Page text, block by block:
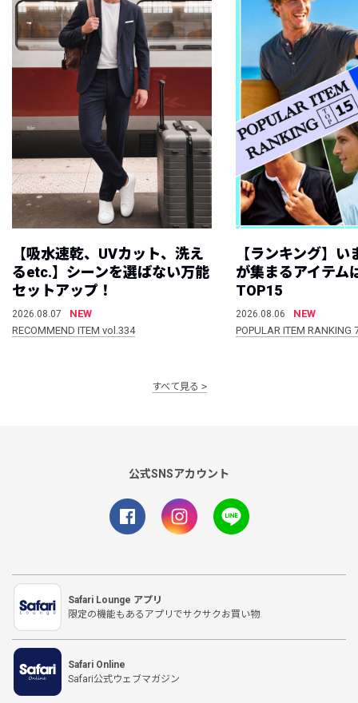
【吸水速乾、UVカット、洗え
るetc.】シーンを選ばない万能
セットアップ！
2026.08.07
NEW
RECOMMEND ITEM vol.334
【ランキング】
が集まるアイテム
TOP15
2026.08.06
NEW
POPULAR ITEM
すべて見る
公式SNSアカウント
Safari Lounge アプリ
限定の機能もあるアプリでサクサクお買い物
Safari Online
Safari公式ウェブマガジン